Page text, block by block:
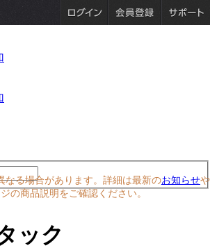
る場合があります。詳細は最新のお知らせや
の商品説明をご確認ください。
ック